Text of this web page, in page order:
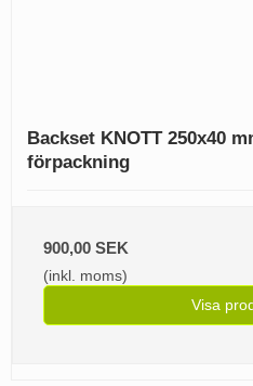
Backset KNOTT 250x40
förpackning
900,00 SEK
(inkl. moms)
Visa